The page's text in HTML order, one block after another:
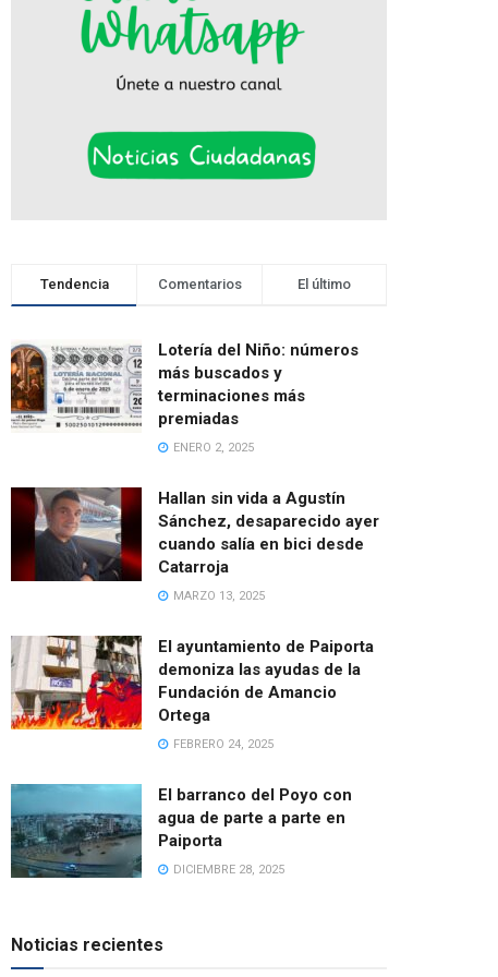
Tendencia Comentarios El último
Lotería del Niño: números
más buscados y
terminaciones más
premiadas
ENERO 2, 2025
Hallan sin vida a Agustín
Sánchez, desaparecido ayer
cuando salía en bici desde
Catarroja
MARZO 13, 2025
El ayuntamiento de Paiporta
demoniza las ayudas de la
Fundación de Amancio
Ortega
FEBRERO 24, 2025
El barranco del Poyo con
agua de parte a parte en
Paiporta
DICIEMBRE 28, 2025
Noticias recientes